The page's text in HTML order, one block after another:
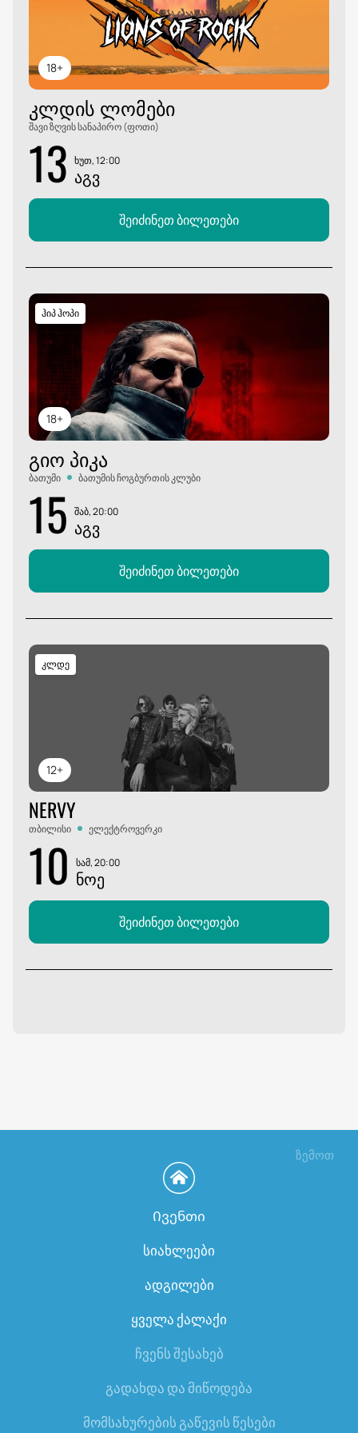
18+
ᲙᲚᲓᲘᲡ ᲚᲝᲛᲔᲑᲘ
შავი ზღვის სანაპირო (ფოთი)
13 ხუთ, 12:00
ᲐᲒᲕ
შეიძინეთ ბილეთები
18+
ჰიპ ჰოპი
ᲒᲘᲝ ᲞᲘᲙᲐ
ბათუმი ბათუმის ჩოგბურთის კლუბი
15 შაბ, 20:00
ᲐᲒᲕ
შეიძინეთ ბილეთები
12+
კლდე
NERVY
თბილისი ელექტროვერკი
10 სამ, 20:00
ᲜᲝᲔ
შეიძინეთ ბილეთები
ზემოთ
Ივენთი
სიახლეები
ადგილები
ყველა ქალაქი
ჩვენს შესახებ
გადახდა და მიწოდება
მომსახურების გაწევის წესები